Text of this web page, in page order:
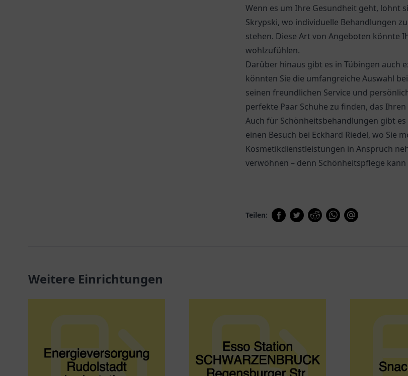
Wenn es um Ihre Gesundheit geht, lohnt
Skrypski, wo individuelle Behandlungen
stehen. Diese Art von Angeboten könnte
wohlzufühlen.
Darüber hinaus gibt es in Tübingen auch
könnten Sie die umfangreiche Auswahl bei
seinen freundlichen Service und
perfekte Paar Schuhe zu finden, das
Auch für Schönheitsbehandlungen gibt
einen Besuch bei Eckhard Riedel, wo Sie
Kosmetikdienstleistungen in Anspruch
verwöhnen – denn Schönheitspflege
Teilen:
Weitere Einrichtungen